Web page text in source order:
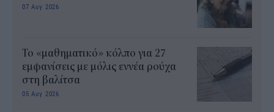
07 Αυγ 2026
Το «μαθηματικό» κόλπο για 27
εμφανίσεις με μόλις εννέα ρούχα
στη βαλίτσα
05 Αυγ 2026